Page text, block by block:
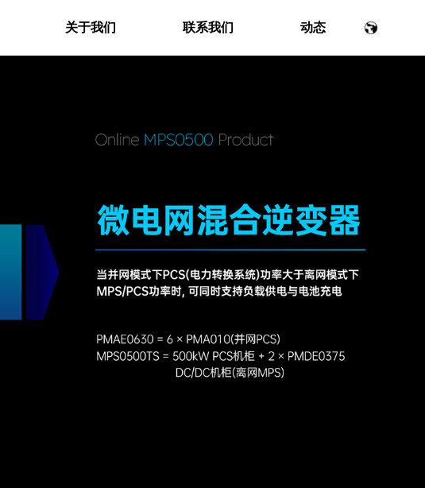
关于我们 联系我们 动态